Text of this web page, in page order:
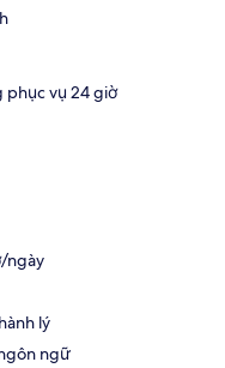
phục vụ 24 giờ
ngày
lý
ngữ